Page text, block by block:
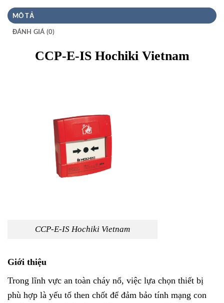
MÔ TẢ
ĐÁNH GIÁ (0)
CCP-E-IS Hochiki Vietnam
CCP-E-IS Hochiki Vietnam
Giới thiệu
Trong lĩnh vực an toàn cháy nổ, việc lựa chọn thiết bị
phù hợp là yếu tố then chốt để đảm bảo tính mạng con